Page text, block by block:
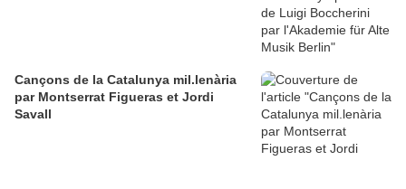
Cançons de la Catalunya mil.lenària
par Montserrat Figueras et Jordi
Savall